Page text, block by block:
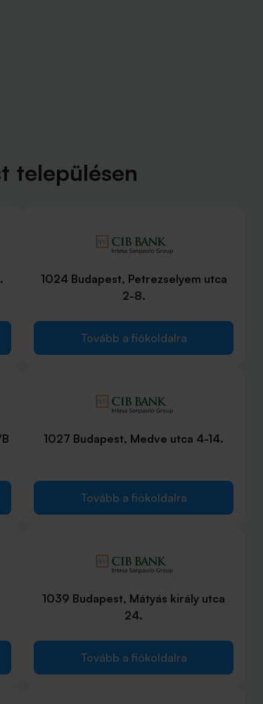
településen
1024 Budapest, Petrezselyem utca
2-8.
Tovább a fiókoldalra
1027 Budapest, Medve utca 4-14.
Tovább a fiókoldalra
1039 Budapest, Mátyás király utca
24.
Tovább a fiókoldalra